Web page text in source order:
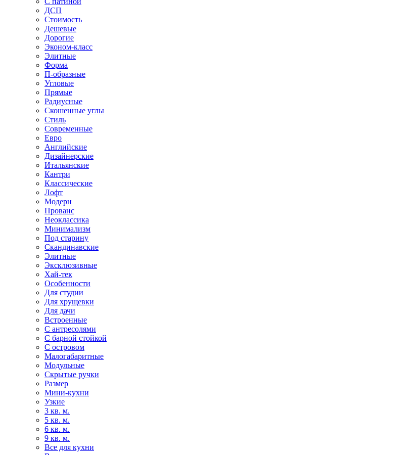
ДСП
Стоимость
Дешевые
Дорогие
Эконом-класс
Элитные
Форма
П-образные
Угловые
Прямые
Радиусные
Скошенные углы
Стиль
Современные
Евро
Английские
Дизайнерские
Итальянские
Кантри
Классические
Лофт
Модерн
Прованс
Неоклассика
Минимализм
Под старину
Скандинавские
Элитные
Эксклюзивные
Хай-тек
Особенности
Для студии
Для хрущевки
Для дачи
Встроенные
С антресолями
С барной стойкой
С островом
Малогабаритные
Модульные
Скрытые ручки
Размер
Мини-кухни
Узкие
3 кв. м.
5 кв. м.
6 кв. м.
9 кв. м.
Все для кухни